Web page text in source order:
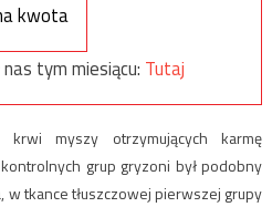
kwota
tym miesiącu: Tutaj
myszy otrzymujących karmę
grup gryzoni był podobny
tkance tłuszczowej pierwszej grupy